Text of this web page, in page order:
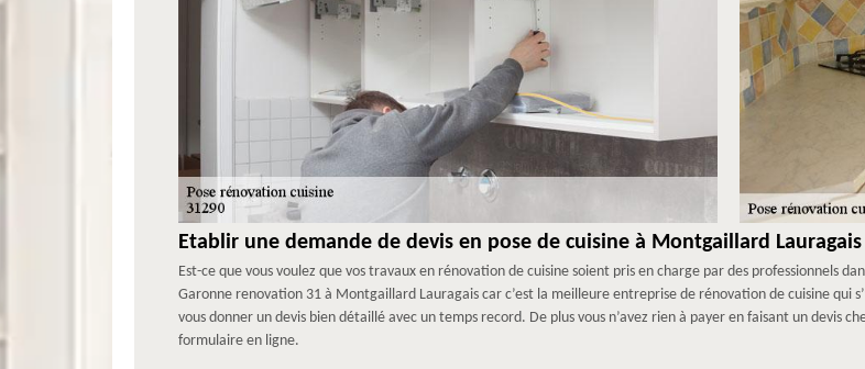
Etablir une demande de devis en pose de cuisine à Montgaillard Lauragais
Est-ce que vous voulez que vos travaux en rénovation de cuisine soient pris en charge par des professionnels
Garonne renovation 31 à Montgaillard Lauragais car c’est la meilleure entreprise de rénovation de cuisine qui
vous donner un devis bien détaillé avec un temps record. De plus vous n’avez rien à payer en faisant un devis
formulaire en ligne.